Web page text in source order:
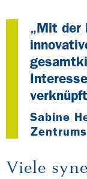
„Mit der
Sabine
Viele